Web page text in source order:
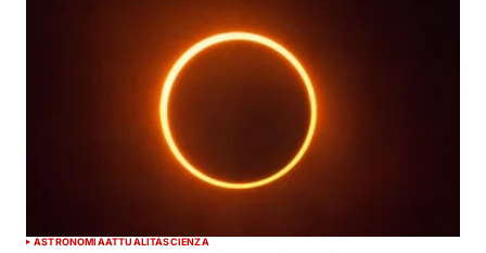
ASTRONOMIAATTUALITÀSCIENZA